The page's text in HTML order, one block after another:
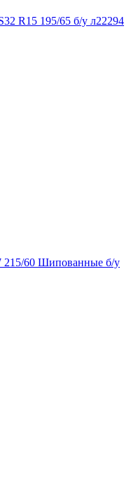
R15 195/65 б/у л22294
60 Шипованные б/у